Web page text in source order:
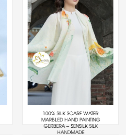
100% SILK SCARF WATER
MARBLED HAND PAINTING
GERBERA – SENSILK SILK
HANDMADE